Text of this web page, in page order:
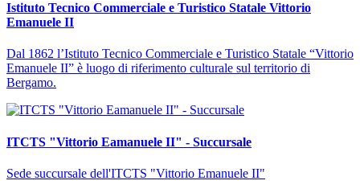
Istituto Tecnico Commerciale e Turistico Statale Vittorio
Emanuele II
Dal 1862 l’Istituto Tecnico Commerciale e Turistico Statale “Vittorio
Emanuele II” è luogo di riferimento culturale sul territorio di
Bergamo.
ITCTS "Vittorio Eamanuele II" - Succursale
Sede succursale dell'ITCTS "Vittorio Emanuele II"